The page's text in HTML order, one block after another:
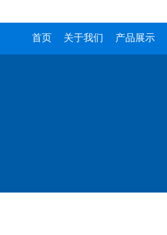
首页 关于我们 产品展示